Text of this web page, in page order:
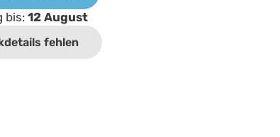
bis: 12 August
fehlen